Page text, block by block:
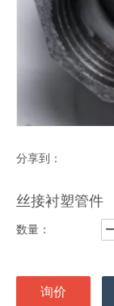
分享到：
丝接衬塑管件
数量：
询价